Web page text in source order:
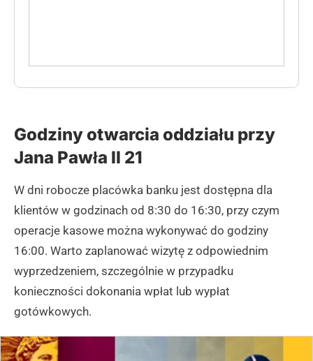
Godziny otwarcia oddziału przy
Jana Pawła II 21
W dni robocze placówka banku jest dostępna dla
klientów w godzinach od 8:30 do 16:30, przy czym
operacje kasowe można wykonywać do godziny
16:00. Warto zaplanować wizytę z odpowiednim
wyprzedzeniem, szczególnie w przypadku
konieczności dokonania wpłat lub wypłat
gotówkowych.